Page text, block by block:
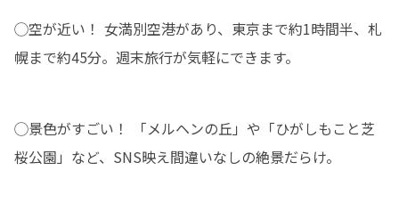
◯空が近い！ 女満別空港があり、東京まで約1時間半、札
幌まで約45分。週末旅行が気軽にできます。
◯景色がすごい！ 「メルヘンの丘」や「ひがしもこと芝
桜公園」など、SNS映え間違いなしの絶景だらけ。